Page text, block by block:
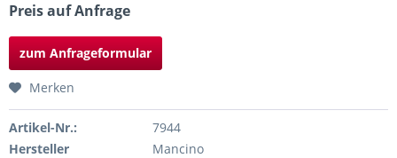
Preis auf Anfrage
zum Anfrageformular
Merken
Artikel-Nr.:
7944
Hersteller
Mancino